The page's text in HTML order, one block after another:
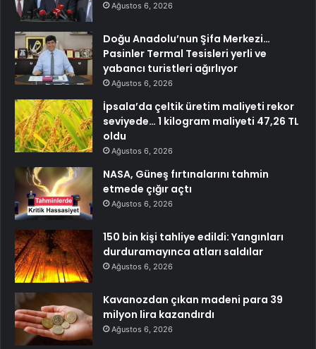
Ağustos 6, 2026
Doğu Anadolu’nun Şifa Merkezi…
Pasinler Termal Tesisleri yerli ve
yabancı turistleri ağırlıyor
Ağustos 6, 2026
İpsala’da çeltik üretim maliyeti rekor
seviyede… 1 kilogram maliyeti 47,26 TL
oldu
Ağustos 6, 2026
NASA, Güneş fırtınalarını tahmin
etmede çığır açtı
Ağustos 6, 2026
150 bin kişi tahliye edildi: Yangınları
durduramayınca atları saldılar
Ağustos 6, 2026
Kavanozdan çıkan madeni para 39
milyon lira kazandırdı
Ağustos 6, 2026